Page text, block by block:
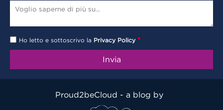
Ho letto e sottoscrivo la Privacy Policy *
Proud2beCloud - a blog by